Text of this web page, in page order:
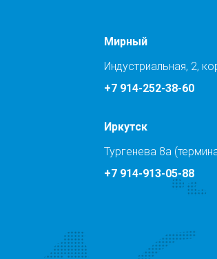
Мирный
Индустриальная, 2,
+7 914-252-38-60
Иркутск
Тургенева 8а
+7 914-913-05-88